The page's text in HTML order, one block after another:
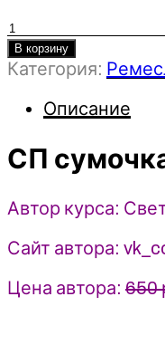
Количество
товара
СП
Меховушка
Светлана
Костина
(2024)
Сумочный
Рай
В корзину
Категория:
Описание
СП
Автор курса:
Сайт автора:
Цена автора: 650